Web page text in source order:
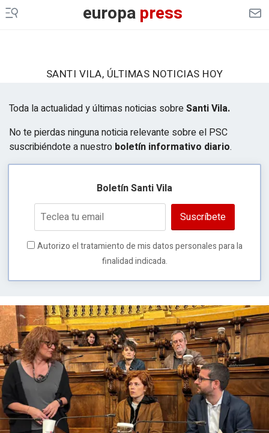
europapress
SANTI VILA, ÚLTIMAS NOTICIAS HOY
Toda la actualidad y últimas noticias sobreSanti Vila.
No te pierdas ninguna noticia relevante sobre el PSC
suscribiéndote a nuestro boletín informativo diario.
Boletín Santi Vila
Suscríbete
Autorizo el tratamiento de mis datos personales para la
finalidad indicada.